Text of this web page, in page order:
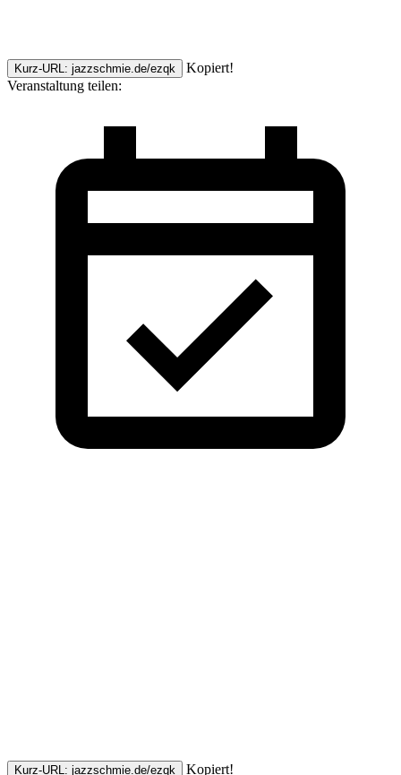
Kurz-URL: jazzschmie.de/ezqk
Kopiert!
Veranstaltung teilen:
Kurz-URL: jazzschmie.de/ezqk Kopiert!